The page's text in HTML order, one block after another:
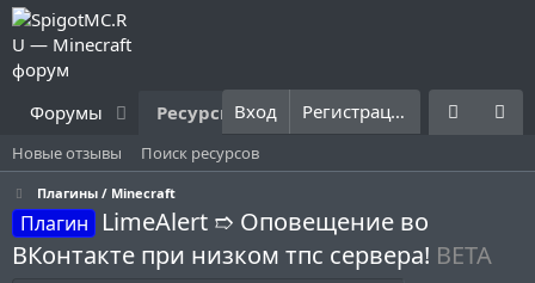
Форумы Ресурсы Что нового? Правила
Вход Регистрация
Новые отзывы Поиск ресурсов
Плагины / Minecraft
Плагин
LimeAlert ➱ Оповещение во
ВКонтакте при низком тпс сервера! BETA